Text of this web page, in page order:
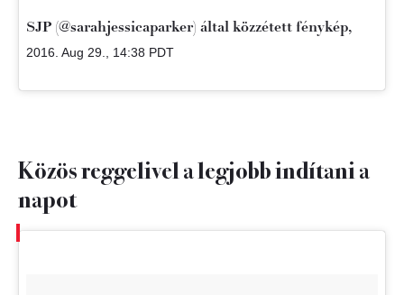
SJP (@sarahjessicaparker) által közzétett fénykép,
2016. Aug 29., 14:38 PDT
Közös reggelivel a legjobb indítani a
napot